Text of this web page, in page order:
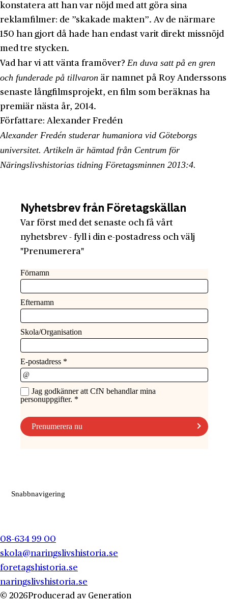
konstatera att han var nöjd med att göra sina
reklamfilmer: de ”skakade makten”. Av de närmare
150 han gjort då hade han endast varit direkt missnöjd
med tre stycken.
Vad har vi att vänta framöver? En duva satt på en gren
och funderade på tillvaron är namnet på Roy Anderssons
senaste långfilmsprojekt, en film som beräknas ha
premiär nästa år, 2014.
Författare: Alexander Fredén
Alexander Fredén studerar humaniora vid Göteborgs
universitet. Artikeln är hämtad från Centrum för
Näringslivshistorias tidning Företagsminnen 2013:4.
Nyhetsbrev från Företagskällan
Var först med det senaste och få vårt
nyhetsbrev - fyll i din e-postadress och välj
"Prenumerera"
Snabbnavigering
08-634 99 00
skola@naringslivshistoria.se
foretagshistoria.se
naringslivshistoria.se
© 2026 Producerad av Generation